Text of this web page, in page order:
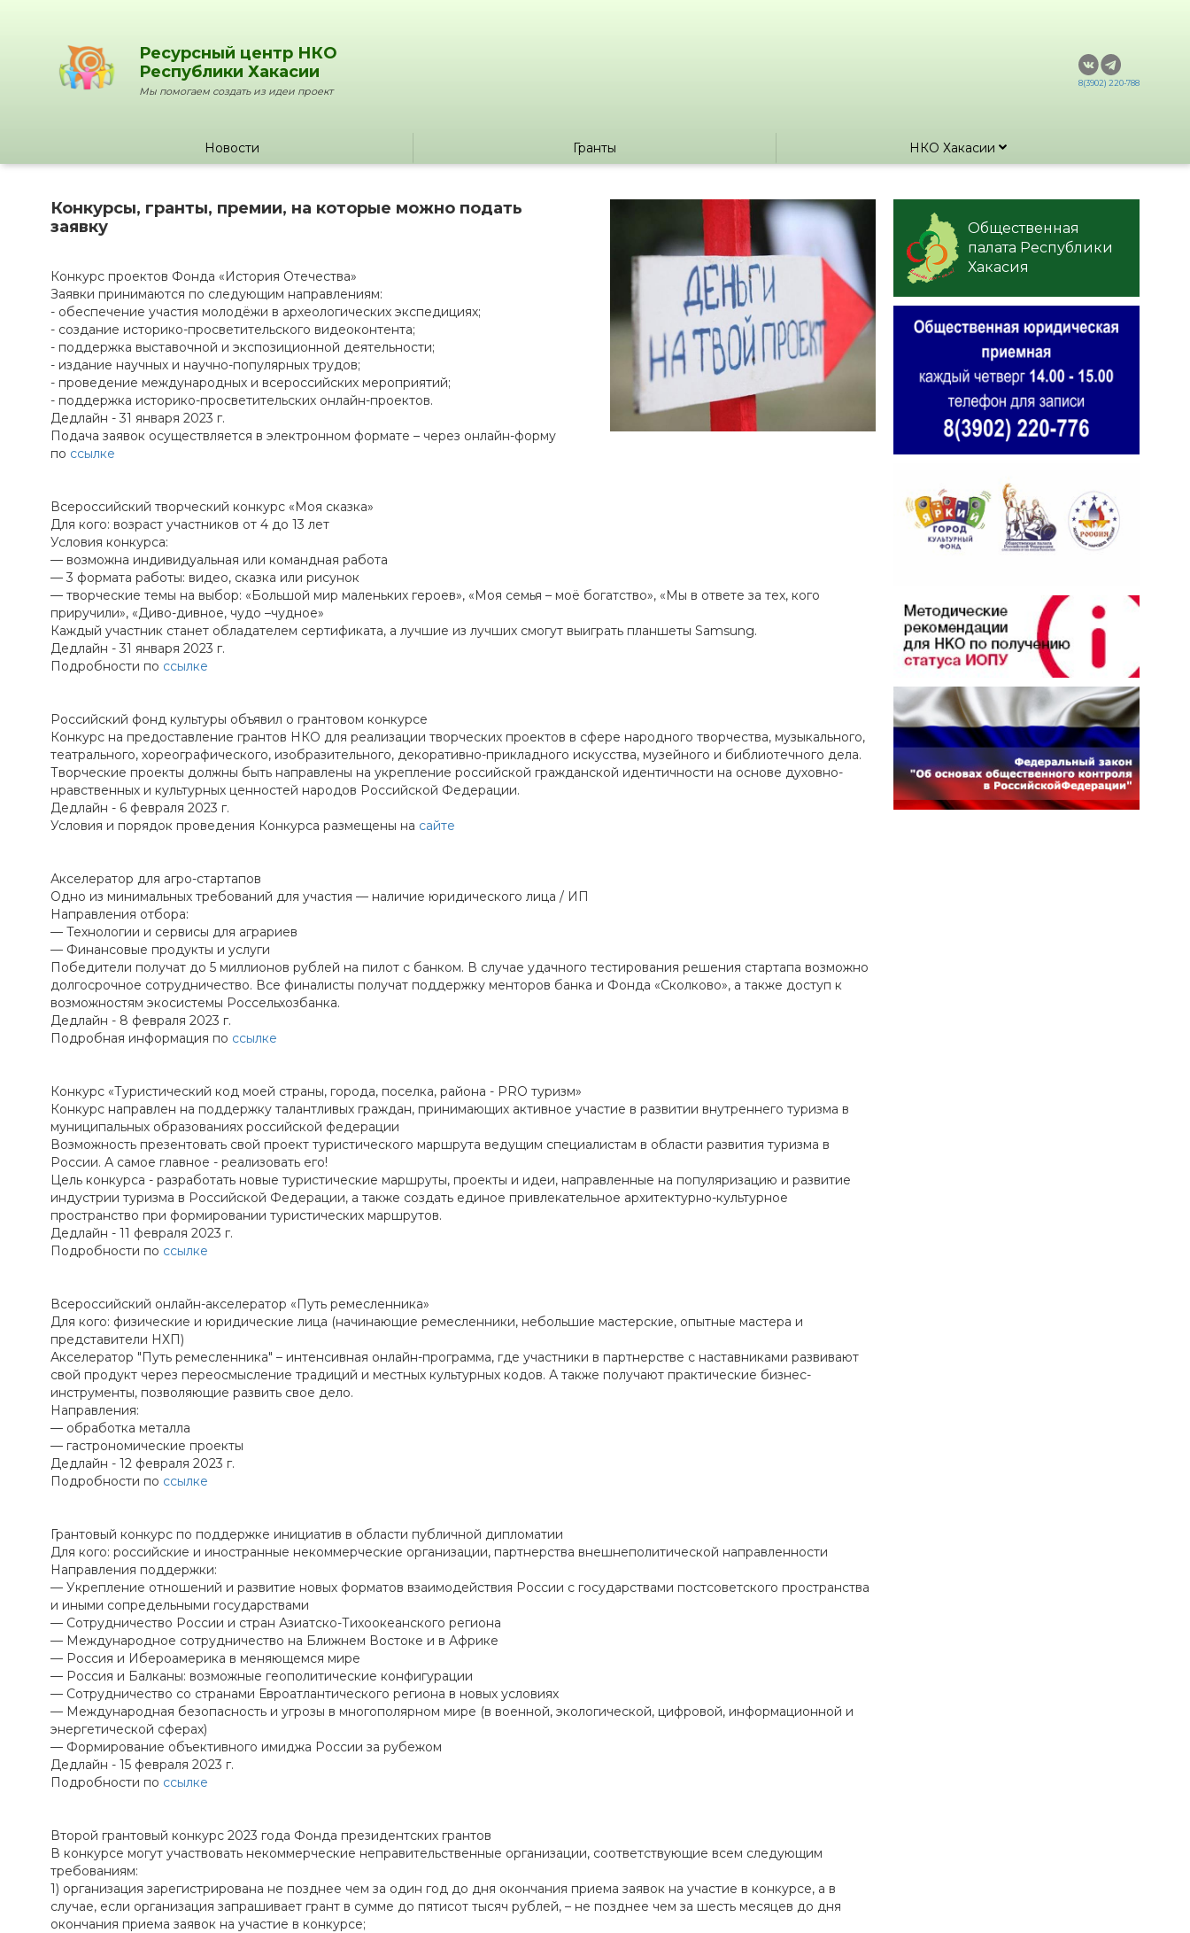
Ресурсный центр НКО
Республики Хакасии
Мы помогаем создать из идеи проект
8(3902) 220-788
Новости Гранты НКО Хакасии
Общественная
палата Республики
Хакасия
Конкурсы, гранты, премии, на которые можно подать
заявку
Конкурс проектов Фонда «История Отечества»
Заявки принимаются по следующим направлениям:
- обеспечение участия молодёжи в археологических экспедициях;
- создание историко-просветительского видеоконтента;
- поддержка выставочной и экспозиционной деятельности;
- издание научных и научно-популярных трудов;
- проведение международных и всероссийских мероприятий;
- поддержка историко-просветительских онлайн-проектов.
Дедлайн - 31 января 2023 г.
Подача заявок осуществляется в электронном формате – через онлайн-форму
по ссылке
Всероссийский творческий конкурс «Моя сказка»
Для кого: возраст участников от 4 до 13 лет
Условия конкурса:
— возможна индивидуальная или командная работа
— 3 формата работы: видео, сказка или рисунок
— творческие темы на выбор: «Большой мир маленьких героев», «Моя семья – моё богатство», «Мы в ответе за тех, кого
приручили», «Диво-дивное, чудо –чудное»
Каждый участник станет обладателем сертификата, а лучшие из лучших смогут выиграть планшеты Samsung.
Дедлайн - 31 января 2023 г.
Подробности по ссылке
Российский фонд культуры объявил о грантовом конкурсе
Конкурс на предоставление грантов НКО для реализации творческих проектов в сфере народного творчества, музыкального,
театрального, хореографического, изобразительного, декоративно-прикладного искусства, музейного и библиотечного дела.
Творческие проекты должны быть направлены на укрепление российской гражданской идентичности на основе духовно-
нравственных и культурных ценностей народов Российской Федерации.
Дедлайн - 6 февраля 2023 г.
Условия и порядок проведения Конкурса размещены на сайте
Акселератор для агро-стартапов
Одно из минимальных требований для участия — наличие юридического лица / ИП
Направления отбора:
— Технологии и сервисы для аграриев
— Финансовые продукты и услуги
Победители получат до 5 миллионов рублей на пилот с банком. В случае удачного тестирования решения стартапа возможно
долгосрочное сотрудничество. Все финалисты получат поддержку менторов банка и Фонда «Сколково», а также доступ к
возможностям экосистемы Россельхозбанка.
Дедлайн - 8 февраля 2023 г.
Подробная информация по ссылке
Конкурс «Туристический код моей страны, города, поселка, района - PRO туризм»
Конкурс направлен на поддержку талантливых граждан, принимающих активное участие в развитии внутреннего туризма в
муниципальных образованиях российской федерации
Возможность презентовать свой проект туристического маршрута ведущим специалистам в области развития туризма в
России. А самое главное - реализовать его!
Цель конкурса - разработать новые туристические маршруты, проекты и идеи, направленные на популяризацию и развитие
индустрии туризма в Российской Федерации, а также создать единое привлекательное архитектурно-культурное
пространство при формировании туристических маршрутов.
Дедлайн - 11 февраля 2023 г.
Подробности по ссылке
Всероссийский онлайн-акселератор «Путь ремесленника»
Для кого: физические и юридические лица (начинающие ремесленники, небольшие мастерские, опытные мастера и
представители НХП)
Акселератор "Путь ремесленника" – интенсивная онлайн-программа, где участники в партнерстве с наставниками развивают
свой продукт через переосмысление традиций и местных культурных кодов. А также получают практические бизнес-
инструменты, позволяющие развить свое дело.
Направления:
— обработка металла
— гастрономические проекты
Дедлайн - 12 февраля 2023 г.
Подробности по ссылке
Грантовый конкурс по поддержке инициатив в области публичной дипломатии
Для кого: российские и иностранные некоммерческие организации, партнерства внешнеполитической направленности
Направления поддержки:
— Укрепление отношений и развитие новых форматов взаимодействия России с государствами постсоветского пространства
и иными сопредельными государствами
— Сотрудничество России и стран Азиатско-Тихоокеанского региона
— Международное сотрудничество на Ближнем Востоке и в Африке
— Россия и Ибероамерика в меняющемся мире
— Россия и Балканы: возможные геополитические конфигурации
— Сотрудничество со странами Евроатлантического региона в новых условиях
— Международная безопасность и угрозы в многополярном мире (в военной, экологической, цифровой, информационной и
энергетической сферах)
— Формирование объективного имиджа России за рубежом
Дедлайн - 15 февраля 2023 г.
Подробности по ссылке
Второй грантовый конкурс 2023 года Фонда президентских грантов
В конкурсе могут участвовать некоммерческие неправительственные организации, соответствующие всем следующим
требованиям:
1) организация зарегистрирована не позднее чем за один год до дня окончания приема заявок на участие в конкурсе, а в
случае, если организация запрашивает грант в сумме до пятисот тысяч рублей, – не позднее чем за шесть месяцев до дня
окончания приема заявок на участие в конкурсе;